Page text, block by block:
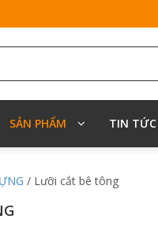
SẢN PHẨM TIN TỨC
/ Lưỡi cắt bê tông